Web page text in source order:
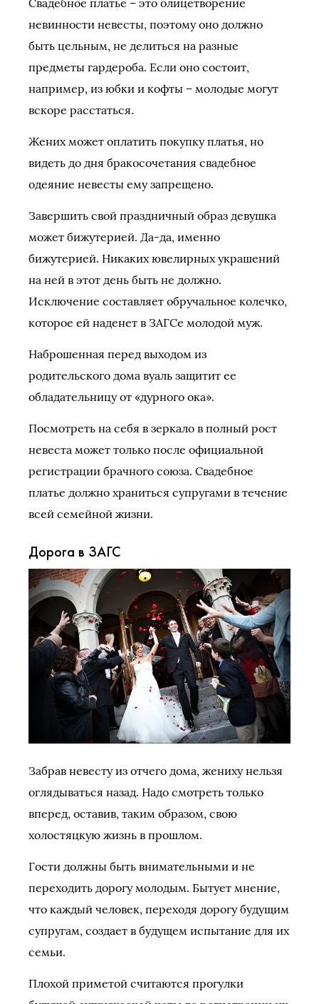
Свадебное платье – это олицетворение
невинности невесты, поэтому оно должно
быть цельным, не делиться на разные
предметы гардероба. Если оно состоит,
например, из юбки и кофты – молодые могут
вскоре расстаться.
Жених может оплатить покупку платья, но
видеть до дня бракосочетания свадебное
одеяние невесты ему запрещено.
Завершить свой праздничный образ девушка
может бижутерией. Да-да, именно
бижутерией. Никаких ювелирных украшений
на ней в этот день быть не должно.
Исключение составляет обручальное колечко,
которое ей наденет в ЗАГСе молодой муж.
Наброшенная перед выходом из
родительского дома вуаль защитит ее
обладательницу от «дурного ока».
Посмотреть на себя в зеркало в полный рост
невеста может только после официальной
регистрации брачного союза. Свадебное
платье должно храниться супругами в течение
всей семейной жизни.
Дорога в ЗАГС
Забрав невесту из отчего дома, жениху нельзя
оглядываться назад. Надо смотреть только
вперед, оставив, таким образом, свою
холостяцкую жизнь в прошлом.
Гости должны быть внимательными и не
переходить дорогу молодым. Бытует мнение,
что каждый человек, переходя дорогу будущим
супругам, создает в будущем испытание для их
семьи.
Плохой приметой считаются прогулки